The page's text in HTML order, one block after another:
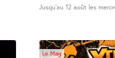
Jusqu’au 12 août les
Le Mag